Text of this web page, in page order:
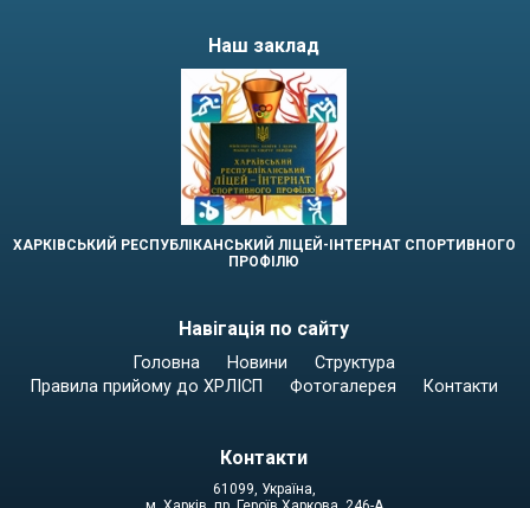
Наш заклад
ХАРКІВСЬКИЙ РЕСПУБЛІКАНСЬКИЙ ЛІЦЕЙ-ІНТЕРНАТ СПОРТИВНОГО
ПРОФІЛЮ
Навігація по сайту
Головна Новини
Структура
Правила прийому до ХРЛІСП
Фотогалерея Контакти
Контакти
61099, Україна,